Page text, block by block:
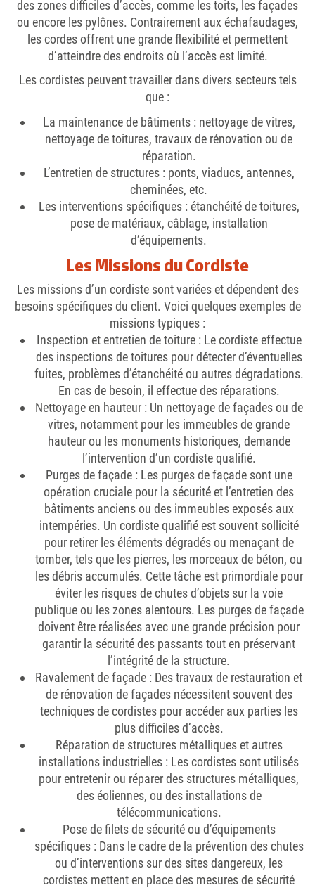
des zones difficiles d’accès, comme les toits, les façades
ou encore les pylônes. Contrairement aux échafaudages,
les cordes offrent une grande flexibilité et permettent
d’atteindre des endroits où l’accès est limité.
Les cordistes peuvent travailler dans divers secteurs tels
que :
La maintenance de bâtiments: nettoyage de vitres,
nettoyage de toitures, travaux de rénovation ou de
réparation.
L’entretien de structures: ponts, viaducs, antennes,
cheminées, etc.
Les interventions spécifiques: étanchéité de toitures,
pose de matériaux, câblage, installation
d’équipements.
Les Missions du Cordiste
Les missions d’un cordiste sont variées et dépendent des
besoins spécifiques du client. Voici quelques exemples de
missions typiques :
Inspection et entretien de toiture: Le cordiste effectue
des inspections de toitures pour détecter d’éventuelles
fuites, problèmes d’étanchéité ou autres dégradations.
En cas de besoin, il effectue des réparations.
Nettoyage en hauteur: Un nettoyage de façades ou de
vitres, notamment pour les immeubles de grande
hauteur ou les monuments historiques, demande
l’intervention d’un cordiste qualifié.
Purges de façade: Les purges de façade sont une
opération cruciale pour la sécurité et l’entretien des
bâtiments anciens ou des immeubles exposés aux
intempéries. Un cordiste qualifié est souvent sollicité
pour retirer les éléments dégradés ou menaçant de
tomber, tels que les pierres, les morceaux de béton, ou
les débris accumulés. Cette tâche est primordiale pour
éviter les risques de chutes d’objets sur la voie
publique ou les zones alentours. Les purges de façade
doivent être réalisées avec une grande précision pour
garantir la sécurité des passants tout en préservant
l’intégrité de la structure.
Ravalement de façade : Des travaux de restauration et
de rénovation de façades nécessitent souvent des
techniques de cordistes pour accéder aux parties les
plus difficiles d’accès.
Réparation de structures métalliques et autres
installations industrielles : Les cordistes sont utilisés
pour entretenir ou réparer des structures métalliques,
des éoliennes, ou des installations de
télécommunications.
Pose de filets de sécurité ou d’équipements
spécifiques: Dans le cadre de la prévention des chutes
ou d’interventions sur des sites dangereux, les
cordistes mettent en place des mesures de sécurité